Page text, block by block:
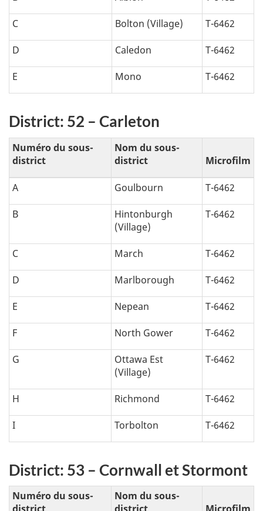
C Bolton (Village) T-6462
D Caledon T-6462
E Mono T-6462
District: 52 – Carleton
Numéro du sous-
district
Nom du sous-
district
Microfilm
A Goulbourn T-6462
B
Hintonburgh
(Village)
T-6462
C March T-6462
D Marlborough T-6462
E Nepean T-6462
F North Gower T-6462
G
Ottawa Est
(Village)
T-6462
H Richmond T-6462
I Torbolton T-6462
District: 53 – Cornwall et Stormont
Numéro du sous-
Nom du sous-